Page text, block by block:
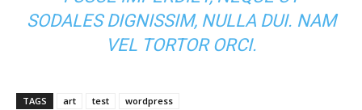
SODALES DIGNISSIM, NULLA DUI. NAM
VEL TORTOR ORCI.
TAGS art test wordpress